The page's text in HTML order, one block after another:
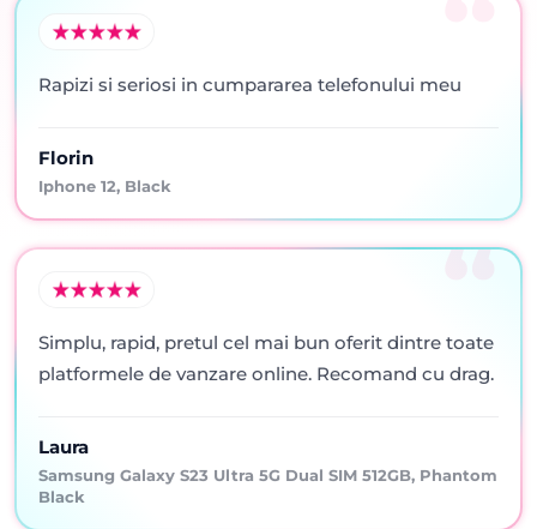
Rapizi si seriosi in cumpararea telefonului meu
Florin
Iphone 12, Black
Simplu, rapid, pretul cel mai bun oferit dintre toate
platformele de vanzare online. Recomand cu drag.
Laura
Samsung Galaxy S23 Ultra 5G Dual SIM 512GB, Phantom
Black